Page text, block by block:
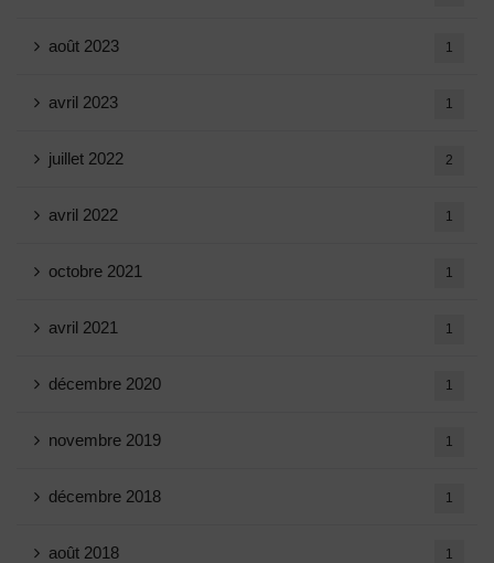
août 2023 1
avril 2023 1
juillet 2022 2
avril 2022 1
octobre 2021 1
avril 2021 1
décembre 2020 1
novembre 2019 1
décembre 2018 1
août 2018 1